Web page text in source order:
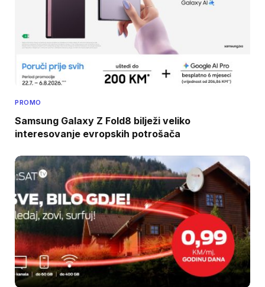
PROMO
Samsung Galaxy Z Fold8 bilježi veliko
interesovanje evropskih potrošača